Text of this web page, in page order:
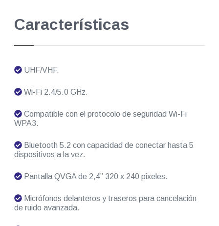
Características
UHF/VHF.
Wi-Fi 2.4/5.0 GHz.
Compatible con el protocolo de seguridad Wi-Fi
WPA3.
Bluetooth 5.2 con capacidad de conectar hasta 5
dispositivos a la vez.
Pantalla QVGA de 2,4” 320 x 240 pixeles.
Micrófonos delanteros y traseros para cancelación
de ruido avanzada.